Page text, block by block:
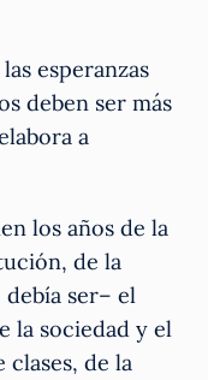
esperanzas
deben ser más
a
los años de la
de la
debía ser– el
la sociedad y el
clases, de la